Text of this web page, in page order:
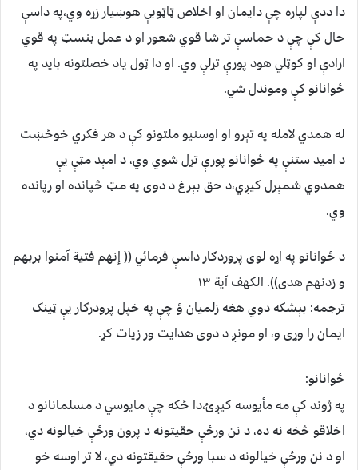
دا ددې لپاره چې دایمان او اخلاص ټاټوبې هوښیار زړه وي،په داسې
حال کې چې د حماسې تر شا قوي شعور او د عمل بنسټ په قوي
ارادې او کوټلي هود پورې تړلې وي. او دا ټول یاد خصلتونه باید په
ځوانانو کې وموندل شي.
له همدي لامله په تېرو او اوسنیو ملتونو کې د هر فکري خوځښت
د امید ستنې په ځوانانو پورې تړل شوي وي، د امېد مټې يې
همدوي شمېرل کیږي،د حق بېرغ د دوی په مټ څپانده او رپانده
وي.
د ځوانانو په اړه لوی پروردګار داسې فرمائي (( إنهم فتیة آمنوا بربهم
و زدنهم هدی)). الکهف آیة ۱۳
ترجمه: بېشکه دوي هغه زلمیان ؤ چې په خپل پرودرګار یې ټينګ
ایمان را وړی و، او مونږ د دوی هدایت ور زیات کړ.
ځوانانو:
په ژوند کې مه مأیوسه کیږئ،دا ځکه چې مایوسي د مسلمانانو د
اخلاقو څخه نه ده، د نن ورځې حقیتونه د پرون ورځې خیالونه دي،
او د نن ورځې خیالونه د سبا ورځې حقیقتونه دي، لا تر اوسه خو